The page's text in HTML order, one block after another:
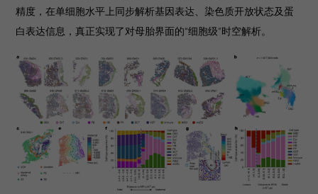
精度，在单细胞水平上同步解析基因表达、染色质开放状态及蛋
白表达信息，真正实现了对母胎界面的“细胞级”时空解析。